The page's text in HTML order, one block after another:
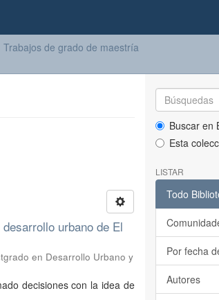
Trabajos de grado de maestría
urbano de El
en Desarrollo Urbano y
decisiones con la idea de
Buscar en
Esta
LISTAR
Todo
Por fecha
Autores